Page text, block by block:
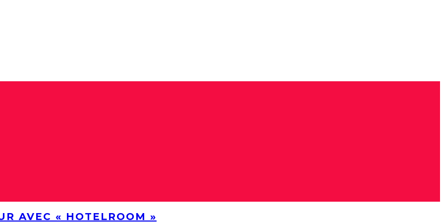
AVEC « HOTELROOM »